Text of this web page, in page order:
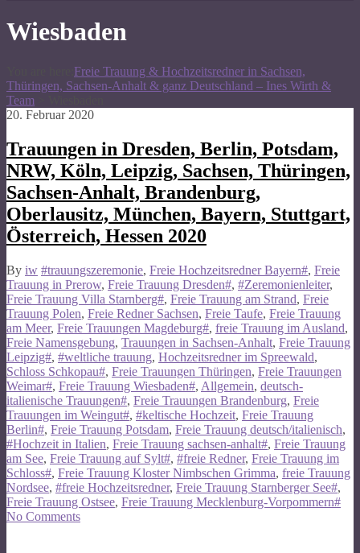
Wiesbaden
Freie Trauung & Hochzeitsredner in Sachsen,
Thüringen, Sachsen-Anhalt & ganz Deutschland – Ines Wirth &
Team
20. Februar 2020
Trauungen in Dresden, Berlin, Potsdam,
NRW, Köln, Leipzig, Sachsen, Thüringen,
Sachsen-Anhalt, Brandenburg,
Oberlausitz, München, Bayern, Stuttgart,
Österreich, Hessen 2020
By iw #trauungszeremonie, Freie Hochzeitsredner Bayern#, Freie
Trauung in Prerow, Freie Trauung Dresden#, #Zeremonienleiter,
Freie Trauung Villa Starnberg#, Freie Trauung am Strand, Freie
Trauung Polen, Freie Redner Sachsen, Freie Taufe, Freie Trauung
am Meer, Freie Trauungen Magdeburg#, freie Trauung im Ausland,
Freie Namensgebung, Trauungen in Sachsen-Anhalt, Freie Trauung
Leipzig#, #weltliche trauung, Hochzeitsredner im Spreewald,
Schloss Schkopau#, Freie Trauungen Thüringen, Freie Trauungen
Weimar#, Freie Trauung Wiesbaden#, Allgemein, deutsch-
italienische Trauungen#, Freie Trauungen Brandenburg, Freie
Trauungen im Weingut#, #keltische Hochzeit, Freie Trauung
Berlin#, Freie Trauung Potsdam, Freie Trauung deutsch/italienisch,
#Hochzeit in Italien, Freie Trauung sachsen-anhalt#, Freie Trauung
am See, Freie Trauung auf Sylt#, #freie Redner, Freie Trauung im
Schloss#, Freie Trauung Kloster Nimbschen Grimma, freie Trauung
Nordsee, #freie Hochzeitsredner, Freie Trauung Starnberger See#,
Freie Trauung Ostsee, Freie Trauung Mecklenburg-Vorpommern#
No Comments